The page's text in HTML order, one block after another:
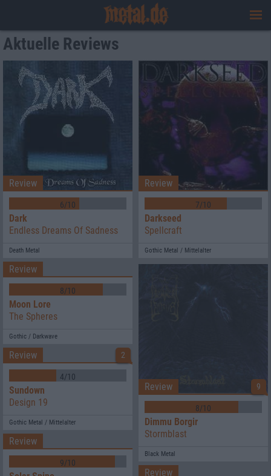
Aktuelle Reviews
Review
6/10
Dark
Endless Dreams Of Sadness
Death Metal
Review
7/10
Darkseed
Spellcraft
Gothic Metal / Mittelalter
Review
8/10
Moon Lore
The Spheres
Gothic / Darkwave
Review
8/10
Dimmu Borgir
Stormblast
9
Black Metal
Review
4/10
Sundown
Design 19
2
Gothic Metal / Mittelalter
Review
9/10
Review